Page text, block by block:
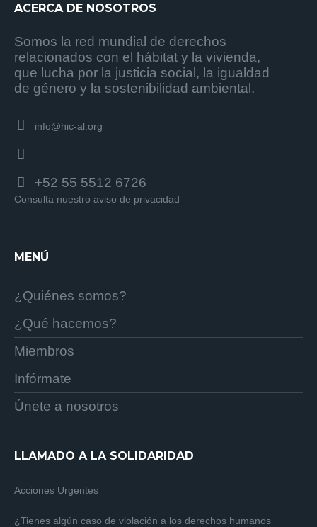
ACERCA DE NOSOTROS
Somos la red mundial de derechos
relacionados con el hábitat y la vivienda,
que lucha por la justicia social, la igualdad
de género y la sostenibilidad ambiental.
info@hic-al.org
+52 55 5512 6726
Consulta nuestro aviso de privacidad
MENÚ
¿Quiénes somos?
¿Qué hacemos?
Miembros
Infórmate
Únete a nosotros
LLAMADO A LA SOLIDARIDAD
Acciones Urgentes
¿Tienes algún caso de violación a los derechos humanos